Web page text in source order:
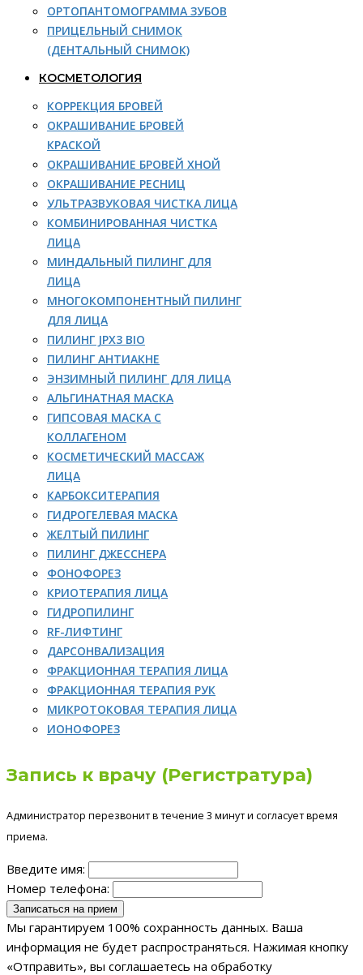
ОРТОПАНТОМОГРАММА ЗУБОВ
ПРИЦЕЛЬНЫЙ СНИМОК
(ДЕНТАЛЬНЫЙ СНИМОК)
КОСМЕТОЛОГИЯ
КОРРЕКЦИЯ БРОВЕЙ
ОКРАШИВАНИЕ БРОВЕЙ
КРАСКОЙ
ОКРАШИВАНИЕ БРОВЕЙ ХНОЙ
ОКРАШИВАНИЕ РЕСНИЦ
УЛЬТРАЗВУКОВАЯ ЧИСТКА ЛИЦА
КОМБИНИРОВАННАЯ ЧИСТКА
ЛИЦА
МИНДАЛЬНЫЙ ПИЛИНГ ДЛЯ
ЛИЦА
МНОГОКОМПОНЕНТНЫЙ ПИЛИНГ
ДЛЯ ЛИЦА
ПИЛИНГ JPX3 BIO
ПИЛИНГ АНТИАКНЕ
ЭНЗИМНЫЙ ПИЛИНГ ДЛЯ ЛИЦА
АЛЬГИНАТНАЯ МАСКА
ГИПСОВАЯ МАСКА С
КОЛЛАГЕНОМ
КОСМЕТИЧЕСКИЙ МАССАЖ
ЛИЦА
КАРБОКСИТЕРАПИЯ
ГИДРОГЕЛЕВАЯ МАСКА
ЖЕЛТЫЙ ПИЛИНГ
ПИЛИНГ ДЖЕССНЕРА
ФОНОФОРЕЗ
КРИОТЕРАПИЯ ЛИЦА
ГИДРОПИЛИНГ
RF-ЛИФТИНГ
ДАРСОНВАЛИЗАЦИЯ
ФРАКЦИОННАЯ ТЕРАПИЯ ЛИЦА
ФРАКЦИОННАЯ ТЕРАПИЯ РУК
МИКРОТОКОВАЯ ТЕРАПИЯ ЛИЦА
ИОНОФОРЕЗ
Запись к врачу (Регистратура)
Администратор перезвонит в течение 3 минут и согласует время
приема.
Введите имя:
Номер телефона:
Мы гарантируем 100% сохранность данных. Ваша
информация не будет распространяться. Нажимая кнопку
«Отправить», вы соглашаетесь на обработку